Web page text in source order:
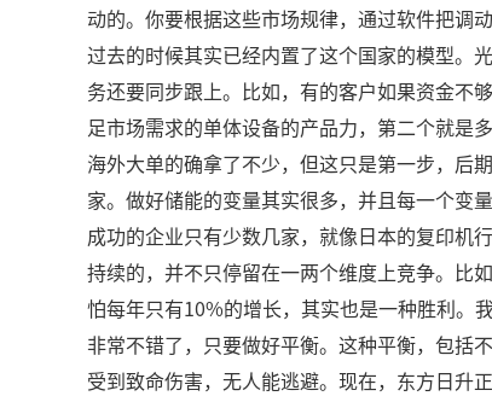
动的。你要根据这些市场规律，通过软件把调
过去的时候其实已经内置了这个国家的模型。
务还要同步跟上。比如，有的客户如果资金不
足市场需求的单体设备的产品力，第二个就是
海外大单的确拿了不少，但这只是第一步，后
家。做好储能的变量其实很多，并且每一个变
成功的企业只有少数几家，就像日本的复印
持续的，并不只停留在一两个维度上竞争。比
怕每年只有10%的增长，其实也是一种胜利。
非常不错了，只要做好平衡。这种平衡，包括
受到致命伤害，无人能逃避。现在，东方日升